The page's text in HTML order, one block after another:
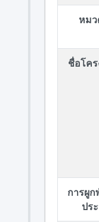
หมว
ชื่อโคร
การผูก
ปร